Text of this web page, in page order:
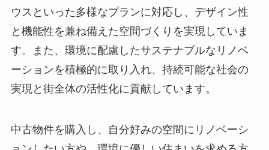
ウスといった多様なプランに対応し、デザイン性
と機能性を兼ね備えた空間づくりを実現していま
す。また、環境に配慮したサステナブルなリノベ
ーションを積極的に取り入れ、持続可能な社会の
実現と街全体の活性化に貢献しています。
中古物件を購入し、自分好みの空間にリノベーシ